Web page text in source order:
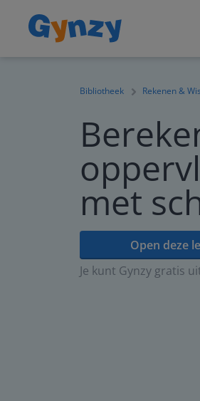
Bibliotheek Rekenen &
met
Open deze
Je kunt Gynzy gratis